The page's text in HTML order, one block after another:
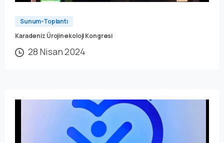
Sunum-Toplantı
Karadeniz Ürojinekoloji Kongresi
28 Nisan 2024